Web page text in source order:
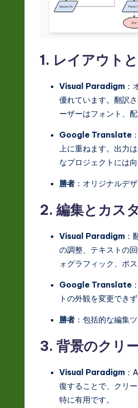
1. レイアウト
Visual Paradigm ：
優れています。翻訳
ーザーはフォント、
Google Translate
上に重ねます。出力
なプロジェクトには向
勝者 ：オリジナルデ
2. 編集とカス
Visual Paradigm ：
の調整、テキストの
ォグラフィック、ポ
Google Translate
トの外観を変更でき
勝者 ：包括的な編集
3. 背景のクリ
Visual Paradigm ：
復することで、クリ
特に有用です。